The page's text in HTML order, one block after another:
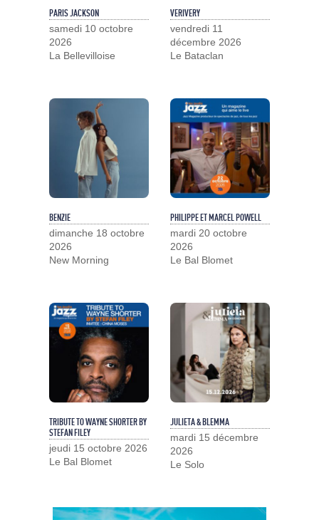
PARIS JACKSON
samedi 10 octobre
2026
La Bellevilloise
VERIVERY
vendredi 11
décembre 2026
Le Bataclan
BENZIE
dimanche 18 octobre
2026
New Morning
PHILIPPE ET MARCEL POWELL
mardi 20 octobre
2026
Le Bal Blomet
TRIBUTE TO WAYNE SHORTER BY
STEFAN FILEY
jeudi 15 octobre 2026
Le Bal Blomet
JULIETA & BLEMMA
mardi 15 décembre
2026
Le Solo